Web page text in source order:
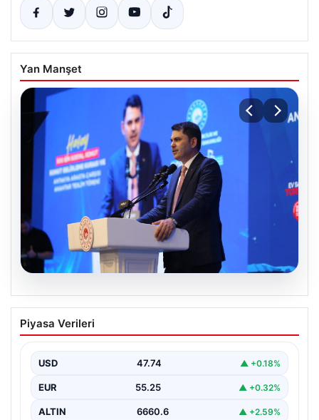
Yan Manşet
07.08.2026
Bakan Kurum: Devlet yönetimi ciddi bir
sorumluluktur
Kurum, Hatay’da düzenlenen sosyal konut projesi ve…
Piyasa Verileri
USD 47.74 ▲ +0.18%
EUR 55.25 ▲ +0.32%
ALTIN 6660.6 ▲ +2.59%